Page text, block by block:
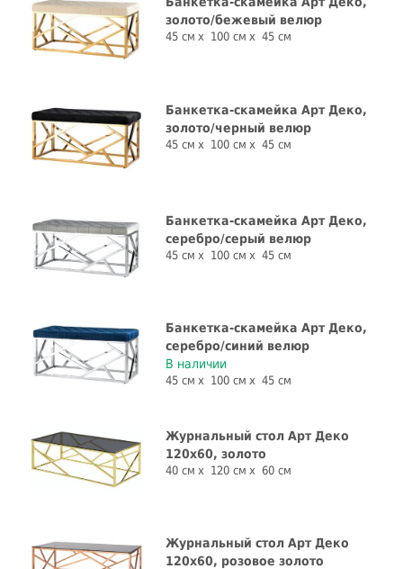
золото/бежевый велюр
45 см 100 см 45 см
Банкетка-скамейка Арт Деко,
золото/черный велюр
45 см 100 см 45 см
Банкетка-скамейка Арт Деко,
серебро/серый велюр
45 см 100 см 45 см
Банкетка-скамейка Арт Деко,
серебро/синий велюр
В наличии
45 см 100 см 45 см
Журнальный стол Арт Деко
120x60, золото
40 см 120 см 60 см
Журнальный стол Арт Деко
120x60, розовое золото